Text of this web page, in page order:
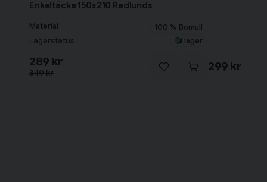
Enkeltäcke 150x210 Redlunds
Material 100 % Bomull
Lagerstatus I lager
349 kr
289 kr 299 kr